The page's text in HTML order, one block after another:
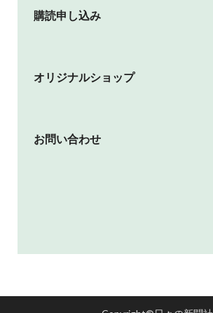
購読申し込み
オリジナルショップ
お問い合わせ